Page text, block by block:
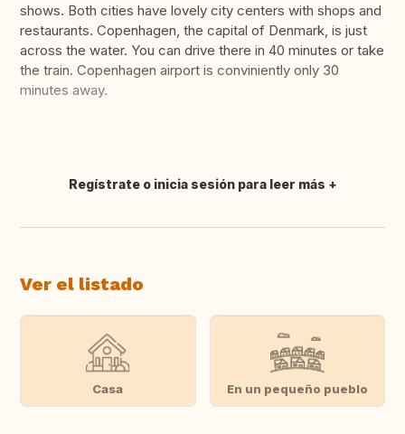
shows. Both cities have lovely city centers with shops and
restaurants. Copenhagen, the capital of Denmark, is just
across the water. You can drive there in 40 minutes or take
the train. Copenhagen airport is conviniently only 30
minutes away.
Traducir
Regístrate o inicia sesión para leer más
Ver el listado
Casa En un pequeño pueblo